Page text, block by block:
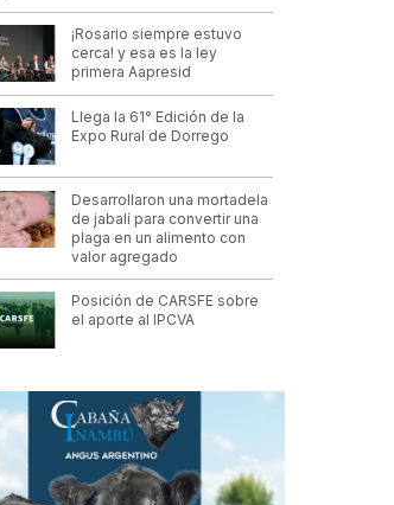
¡Rosario siempre estuvo
cerca! y esa es la ley
primera Aapresid
Llega la 61° Edición de la
Expo Rural de Dorrego
Desarrollaron una mortadela
de jabalí para convertir una
plaga en un alimento con
valor agregado
Posición de CARSFE sobre
el aporte al IPCVA